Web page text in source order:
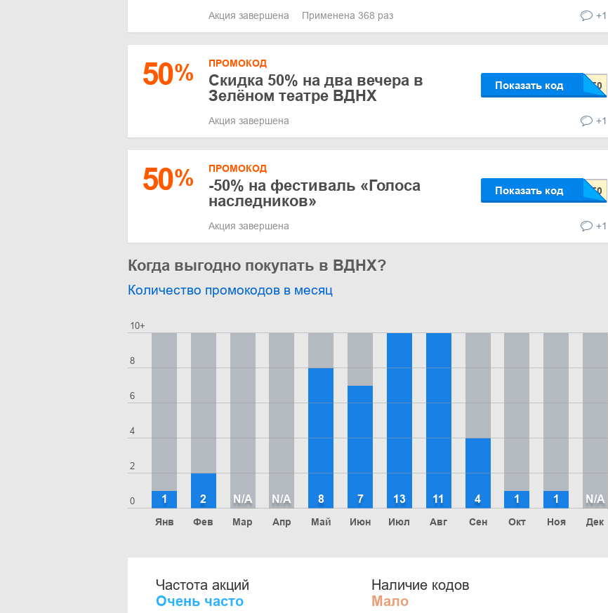
Акция завершена Применена 368 раз +1
50% ПРОМОКОД
Скидка 50% на два вечера в
Зелёном театре ВДНХ
Показать код
Акция завершена +1
50% ПРОМОКОД
-50% на фестиваль «Голоса
наследников»
Показать код
Акция завершена +1
Когда выгодно покупать в ВДНХ?
Количество промокодов в месяц
0
2
4
6
8
10+
Янв
1
Фев
2
Мар
N/A
Апр
N/A
Май
8
Июн
7
Июл
13
Авг
11
Сен
4
Окт
1
Ноя
1
Дек
N/A
Частота акций
Очень часто
Наличие кодов
Мало